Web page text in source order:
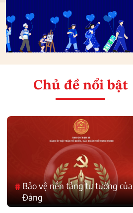
Chủ đề nổi bật
#Bảo vệ nền tảng tư tưởng của
Đảng